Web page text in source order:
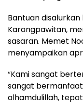
Bantuan
Karangpawitan,
sasaran. Memet
menyampaikan
“Kami sangat
sangat
alhamdulillah,